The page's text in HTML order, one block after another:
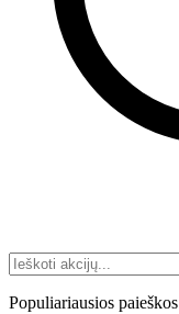
Populiariausios paieškos